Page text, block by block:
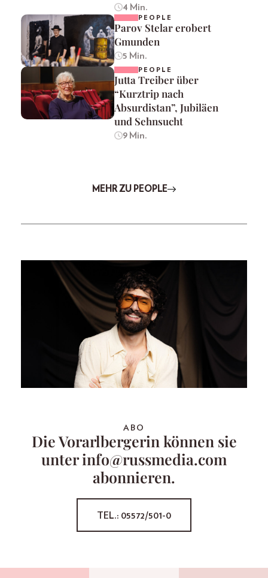
4 Min.
PEOPLE
Parov Stelar erobert
Gmunden
5 Min.
PEOPLE
Jutta Treiber über
“Kurztrip nach
Absurdistan”, Jubiläen
und Sehnsucht
9 Min.
MEHR ZU PEOPLE
ABO
Die Vorarlbergerin können sie
unter info@russmedia.com
abonnieren.
TEL.: 05572/501-0